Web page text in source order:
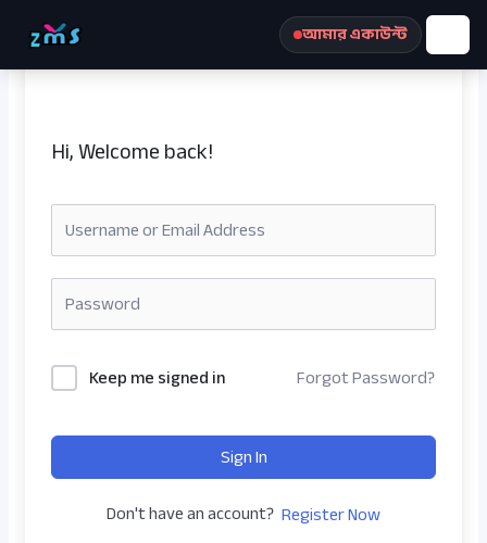
আমার একাউন্ট
Hi, Welcome back!
Keep me signed in Forgot Password?
Sign In
Don't have an account? Register Now